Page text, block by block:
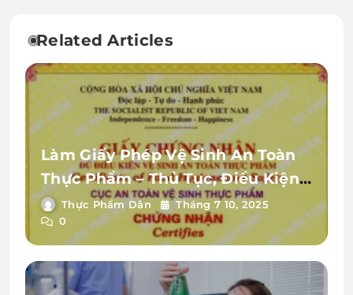
Related Articles
Làm Giấy Phép Vệ Sinh An Toàn
Thực Phẩm – Thủ Tục, Điều Kiện
& Hồ Sơ 2025
Thực Phẩm Dân
Tháng 7 10, 2025
0